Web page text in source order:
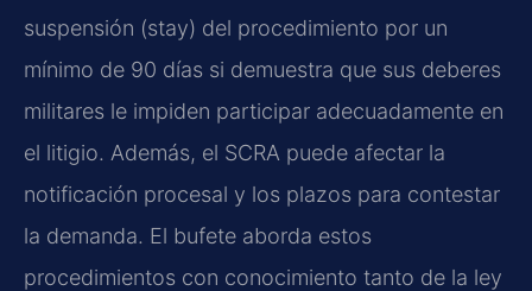
suspensión (stay) del procedimiento por un
mínimo de 90 días si demuestra que sus deberes
militares le impiden participar adecuadamente en
el litigio. Además, el SCRA puede afectar la
notificación procesal y los plazos para contestar
la demanda. El bufete aborda estos
procedimientos con conocimiento tanto de la ley